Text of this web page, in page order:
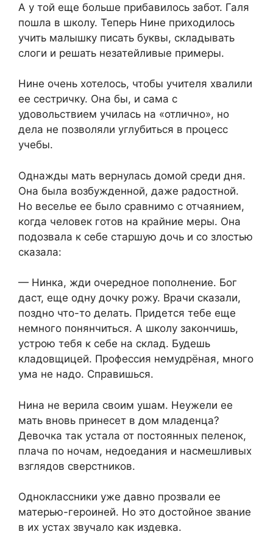
А у той еще больше прибавилось забот. Галя
пошла в школу. Теперь Нине приходилось
учить малышку писать буквы, складывать
слоги и решать незатейливые примеры.
Нине очень хотелось, чтобы учителя хвалили
ее сестричку. Она бы, и сама с
удовольствием училась на «отлично», но
дела не позволяли углубиться в процесс
учебы.
Однажды мать вернулась домой среди дня.
Она была возбужденной, даже радостной.
Но веселье ее было сравнимо с отчаянием,
когда человек готов на крайние меры. Она
подозвала к себе старшую дочь и со злостью
сказала:
— Нинка, жди очередное пополнение. Бог
даст, еще одну дочку рожу. Врачи сказали,
поздно что-то делать. Придется тебе еще
немного понянчиться. А школу закончишь,
устрою тебя к себе на склад. Будешь
кладовщицей. Профессия немудрёная, много
ума не надо. Справишься.
Нина не верила своим ушам. Неужели ее
мать вновь принесет в дом младенца?
Девочка так устала от постоянных пеленок,
плача по ночам, недоедания и насмешливых
взглядов сверстников.
Одноклассники уже давно прозвали ее
матерью-героиней. Но это достойное звание
в их устах звучало как издевка.